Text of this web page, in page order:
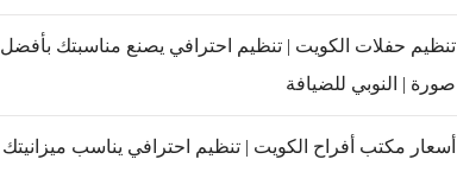
تنظيم حفلات الكويت | تنظيم احترافي يصنع مناسبتك بأفضل
صورة | النوبي للضيافة
أسعار مكتب أفراح الكويت | تنظيم احترافي يناسب ميزانيتك